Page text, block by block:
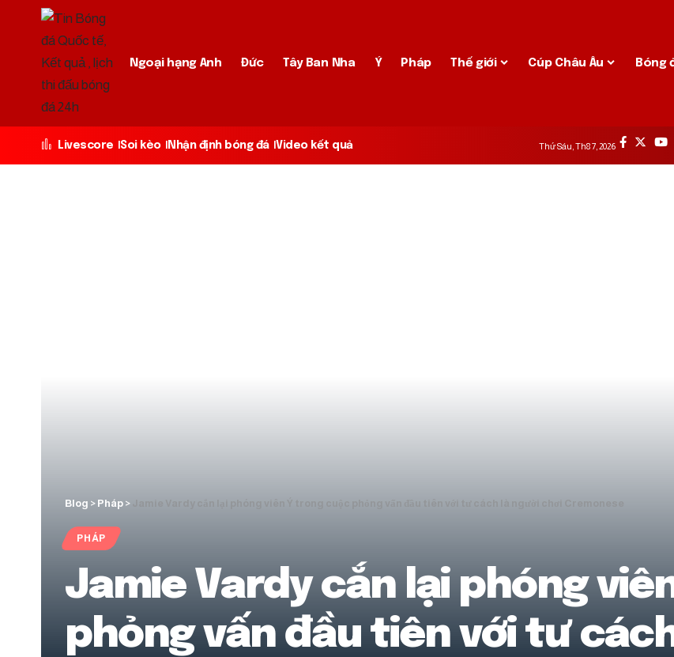
Ngoại hạng Anh Đức Tây Ban Nha Ý Pháp Thế giới Cúp Châu Âu Bóng
Livescore Soi kèo Nhận định bóng đá Video kết quả Thứ Sáu, Th8 7, 2026
Blog > Pháp >
PHÁP
Jamie Vardy cắn lại phóng
phỏng vấn đầu tiên với tư